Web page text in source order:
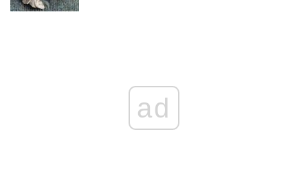
ad